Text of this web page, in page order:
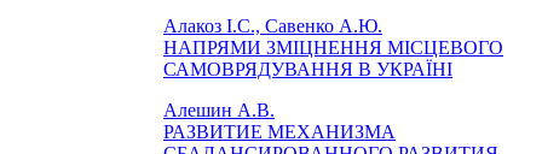
Алакоз І.С., Савенко А.Ю.
НАПРЯМИ ЗМІЦНЕННЯ МІСЦЕВОГО
САМОВРЯДУВАННЯ В УКРАЇНІ
Алешин А.В.
РАЗВИТИЕ МЕХАНИЗМА